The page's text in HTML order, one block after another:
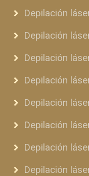
Depilación
Depilación
Depilación
Depilación
Depilación
Depilación
Depilación
Depilación